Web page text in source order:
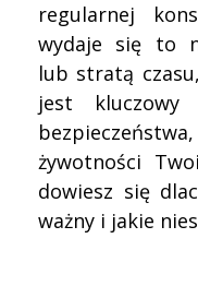
regularnej
wydaje się to
lub stratą
jest
żywotności
dowiesz się
ważny i jakie